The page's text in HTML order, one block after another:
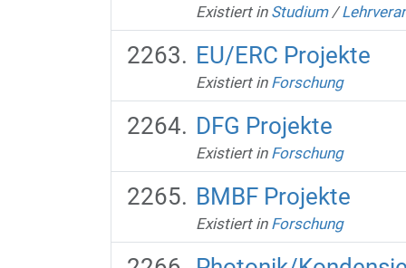
Existiert in Studium /
EU/ERC Projekte
Existiert in Forschung
DFG Projekte
Existiert in Forschung
BMBF Projekte
Existiert in Forschung